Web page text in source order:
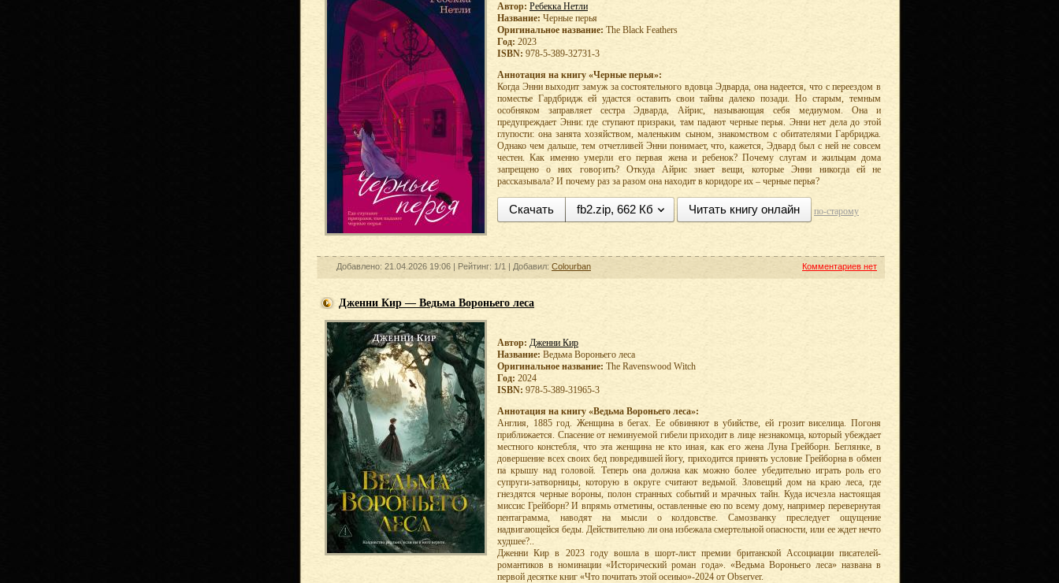
Автор: Ребекка Нетли
Название: Черные перья
Оригинальное название: The Black Feathers
Год: 2023
ISBN: 978-5-389-32731-3
Аннотация на книгу «Черные перья»:
Когда Энни выходит замуж за состоятельного вдовца Эдварда, она надеется, что с переездом в
поместье Гардбридж ей удастся оставить свои тайны далеко позади. Но старым, темным
особняком заправляет сестра Эдварда, Айрис, называющая себя медиумом. Она и
предупреждает Энни: где ступают призраки, там падают черные перья. Энни нет дела до этой
глупости: она занята хозяйством, маленьким сыном, знакомством с обитателями Гарбриджа.
Однако чем дальше, тем отчетливей Энни понимает, что, кажется, Эдвард был с ней не совсем
честен. Как именно умерли его первая жена и ребенок? Почему слугам и жильцам дома
запрещено о них говорить? Откуда Айрис знает вещи, которые Энни никогда ей не
рассказывала? И почему раз за разом она находит в коридоре их – черные перья?
Скачать fb2.zip, 662 Кб Читать книгу онлайн по-старому
Добавлено: 21.04.2026 19:06 | Рейтинг: 1/1 | Добавил: Colourban Комментариев нет
Дженни Кир — Ведьма Вороньего леса
Автор: Дженни Кир
Название: Ведьма Вороньего леса
Оригинальное название: The Ravenswood Witch
Год: 2024
ISBN: 978-5-389-31965-3
Аннотация на книгу «Ведьма Вороньего леса»:
Англия, 1885 год. Женщина в бегах. Ее обвиняют в убийстве, ей грозит виселица. Погоня
приближается. Спасение от неминуемой гибели приходит в лице незнакомца, который убеждает
местного констебля, что эта женщина не кто иная, как его жена Луна Грейборн. Беглянке, в
довершение всех своих бед повредившей йогу, приходится принять условие Грейборна в обмен
па крышу над головой. Теперь она должна как можно более убедительно играть роль его
супруги-затворницы, которую в округе считают ведьмой. Зловещий дом на краю леса, где
гнездятся черные во́роны, полон странных событий и мрачных тайн. Куда исчезла настоящая
миссис Грейборн? И впрямь отметины, оставленные ею по всему дому, например перевернутая
пентаграмма, наводят на мысли о колдовстве. Самозванку преследует ощущение
надвигающейся беды. Действительно ли она избежала смертельной опасности, или ее ждет нечто
худшее?..
Дженни Кир в 2023 году вошла в шорт-лист премии британской Ассоциации писателей-
романтиков в номинации «Исторический роман года». «Ведьма Вороньего леса» названа в
первой десятке книг «Что почитать этой осеиыо»-2024 от Observer.